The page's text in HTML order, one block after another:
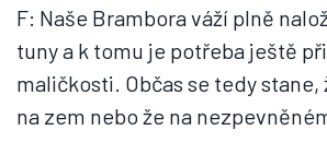
F: Naše Brambora váží plně
tuny a k tomu je potřeba ještě
maličkosti. Občas se tedy
na zem nebo že na